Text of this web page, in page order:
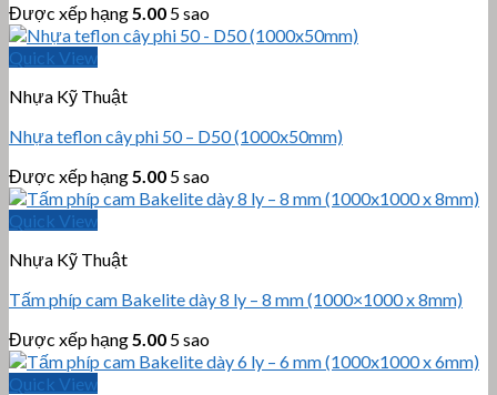
Được xếp hạng 5.00 5 sao
Quick View
Nhựa Kỹ Thuật
Nhựa teflon cây phi 50 – D50 (1000x50mm)
Được xếp hạng 5.00 5 sao
Quick View
Nhựa Kỹ Thuật
Tấm phíp cam Bakelite dày 8 ly – 8 mm (1000×1000 x 8mm)
Được xếp hạng 5.00 5 sao
Quick View